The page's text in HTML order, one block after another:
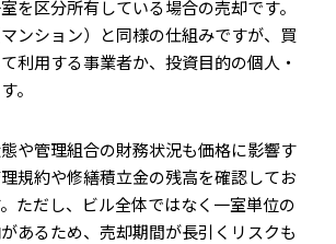
を区分所有している場合の売却です。
ンション）と同様の仕組みですが、買
利用する事業者か、投資目的の個人・
。
や管理組合の財務状況も価格に影響す
規約や修繕積立金の残高を確認してお
ただし、ビル全体ではなく一室単位の
あるため、売却期間が長引くリスクも